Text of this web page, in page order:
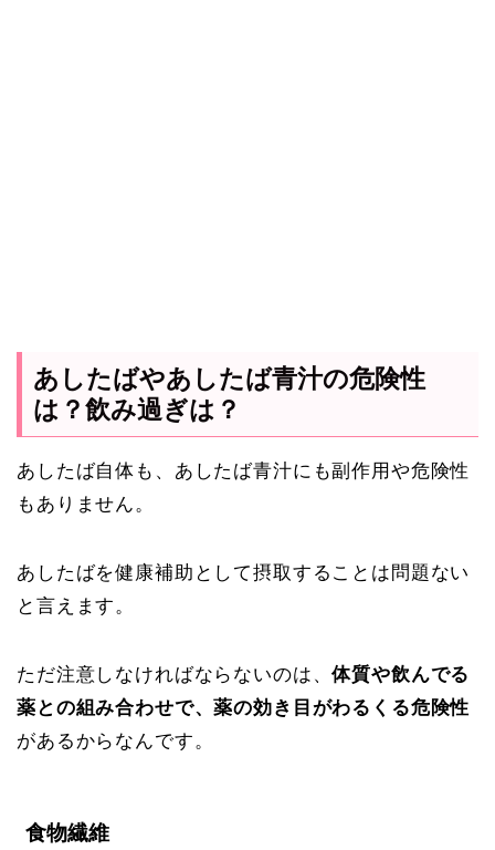
あしたばやあしたば青汁の危険性
は？飲み過ぎは？
あしたば自体も、あしたば青汁にも副作用や危険性
もありません。
あしたばを健康補助として摂取することは問題ない
と言えます。
ただ注意しなければならないのは、体質や飲んでる
薬との組み合わせで、薬の効き目がわるくる危険性
があるからなんです。
食物繊維